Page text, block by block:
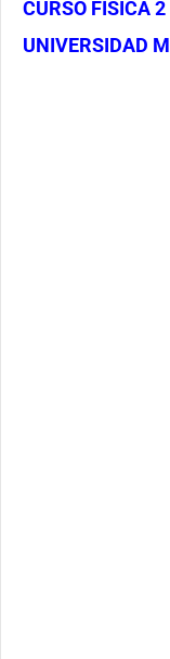
CURSO FÍSICA
UNIVERSIDAD